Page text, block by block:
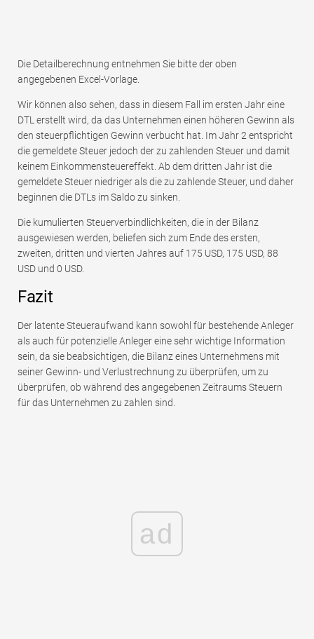
Die Detailberechnung entnehmen Sie bitte der oben
angegebenen Excel-Vorlage.
Wir können also sehen, dass in diesem Fall im ersten Jahr eine
DTL erstellt wird, da das Unternehmen einen höheren Gewinn als
den steuerpflichtigen Gewinn verbucht hat. Im Jahr 2 entspricht
die gemeldete Steuer jedoch der zu zahlenden Steuer und damit
keinem Einkommensteuereffekt. Ab dem dritten Jahr ist die
gemeldete Steuer niedriger als die zu zahlende Steuer, und daher
beginnen die DTLs im Saldo zu sinken.
Die kumulierten Steuerverbindlichkeiten, die in der Bilanz
ausgewiesen werden, beliefen sich zum Ende des ersten,
zweiten, dritten und vierten Jahres auf 175 USD, 175 USD, 88
USD und 0 USD.
Fazit
Der latente Steueraufwand kann sowohl für bestehende Anleger
als auch für potenzielle Anleger eine sehr wichtige Information
sein, da sie beabsichtigen, die Bilanz eines Unternehmens mit
seiner Gewinn- und Verlustrechnung zu überprüfen, um zu
überprüfen, ob während des angegebenen Zeitraums Steuern
für das Unternehmen zu zahlen sind.
ad